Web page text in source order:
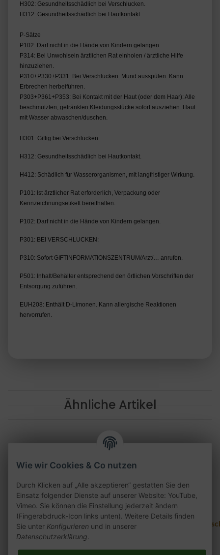
H302: Gesundheitsschädlich bei Verschlucken.
H312: Gesundheitsschädlich bei Hautkontakt.
P-Sätze
P102: Darf nicht in die Hände von Kindern gelangen.
P314: Bei Unwohlsein ärztlichen Rat einholen / ärztliche Hilfe
hinzuziehen.
P310+P330+P331: Bei Verschlucken: Mund ausspülen. Kann
Erbrechen herbeiführen.
P303+P361+P353: Bei Kontakt mit der Haut (oder dem Haar): Alle
beschmutzten, getränkten Kleidungsstücke sofort ausziehen. Haut
mit Wasser abwaschen/duschen.
H301: Giftig bei Verschlucken.
H312: Gesundheitsschädlich bei Hautkontakt.
H412: Schädlich für Wasserorganismen, mit langfristiger Wirkung.
P101: Ist ärztlicher Rat erforderlich, Verpackung oder
Kennzeichnungsetikett bereithalten.
P102: Darf nicht in die Hände von Kindern gelangen.
P301: BEI VERSCHLUCKEN:
P310: Sofort GIFTINFORMATIONSZENTRUM/Arzt/… anrufen.
P501: Inhalt/Behälter entsprechend den örtlichen Vorschriften der
Entsorgung zuführen.
EUH208: Enthält D-Limonen. Kann allergische Reaktionen
hervorrufen.
Ähnliche Artikel
Al Waha T&M 25g
4,00 €*
27er Nefis 200g
Wie wir Cookies & Co nutzen
Durch Klicken auf „Alle akzeptieren“ gestatten Sie den
Einsatz folgender Dienste auf unserer Website: YouTube,
Vimeo. Sie können die Einstellung jederzeit ändern
(Fingerabdruck-Icon links unten). Weitere Details finden
Sie unter Konfigurieren und in unserer
Datenschutzerklärung.